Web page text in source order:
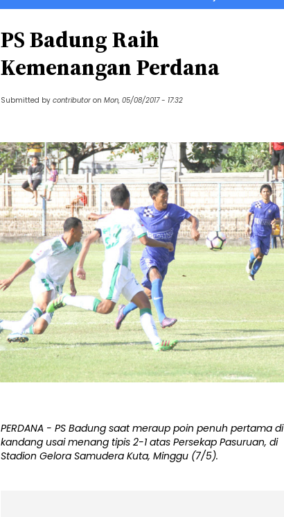
PS Badung Raih
Kemenangan Perdana
Submitted by contributor on Mon, 05/08/2017 - 17:32
PERDANA - PS Badung saat meraup poin penuh pertama di
kandang usai menang tipis 2-1 atas Persekap Pasuruan, di
Stadion Gelora Samudera Kuta, Minggu (7/5).